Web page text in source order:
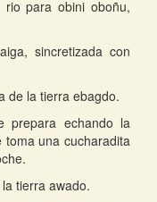
para obini oboñu,
sincretizada con
de la tierra ebagdo.
prepara echando la
toma una cucharadita
tierra awado.